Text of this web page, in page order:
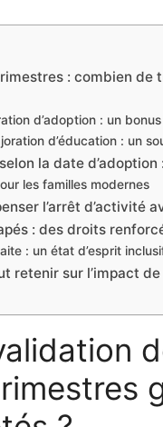
: combien
d’adoption : un
d’éducation : un
la date
les familles modernes
l’arrêt d’activité
: des droits
: un état d’esprit
retenir sur l’impact